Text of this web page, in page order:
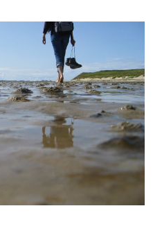
o
k
t
e
r
g
a
r
s
t
b
e